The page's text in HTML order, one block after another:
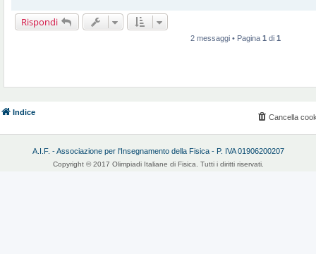
Rispondi
2 messaggi • Pagina 1 di 1
Indice
Cancella
A.I.F. - Associazione per l'Insegnamento della Fisica - P. IVA 01906200207
Copyright © 2017 Olimpiadi Italiane di Fisica. Tutti i diritti riservati.